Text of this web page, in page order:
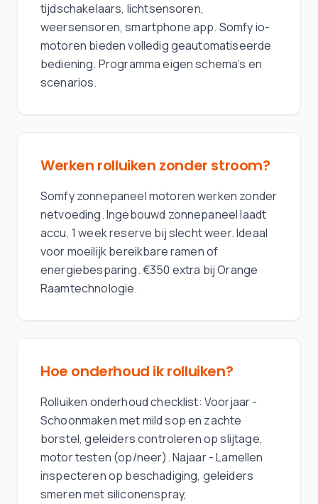
tijdschakelaars, lichtsensoren,
weersensoren, smartphone app. Somfy io-
motoren bieden volledig geautomatiseerde
bediening. Programma eigen schema's en
scenarios.
Werken rolluiken zonder stroom?
Somfy zonnepaneel motoren werken zonder
netvoeding. Ingebouwd zonnepaneel laadt
accu, 1 week reserve bij slecht weer. Ideaal
voor moeilijk bereikbare ramen of
energiebesparing. €350 extra bij Orange
Raamtechnologie.
Hoe onderhoud ik rolluiken?
Rolluiken onderhoud checklist: Voorjaar -
Schoonmaken met mild sop en zachte
borstel, geleiders controleren op slijtage,
motor testen (op/neer). Najaar - Lamellen
inspecteren op beschadiging, geleiders
smeren met siliconenspray,